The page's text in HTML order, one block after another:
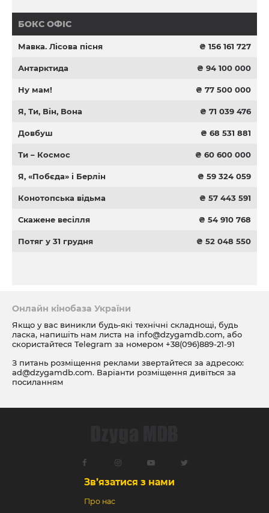
БОКС ОФІС
Мавка. Лісова пісня ₴ 156 161 727
Антарктида ₴ 94 100 000
Ну мам! ₴ 77 500 000
Я, Ти, Він, Вона ₴ 71 039 476
Довбуш ₴ 68 531 881
Ти – Космос ₴ 60 600 000
Я, «Побєда» і Берлін ₴ 59 324 059
Конотопська відьма ₴ 57 443 591
Скажене весілля ₴ 54 910 768
Потяг у 31 грудня ₴ 52 048 550
Онлайн кінобаза України
Якщо у вас виникли будь-які технічні складнощі, будь
ласка, напишіть нам листа на info@dzygamdb.com, або
скористайтеся Telegram за номером +38(096)889-21-91
З питань розміщення реклами звертайтеся за адресою:
ad@dzygamdb.com. Варіанти розміщення дивіться за
посиланням
Зв’язатися з нами
Про нас